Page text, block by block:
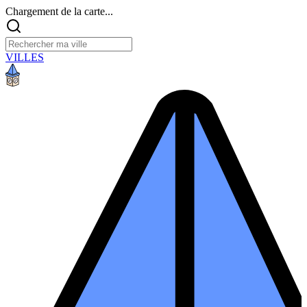
Chargement de la carte...
VILLES